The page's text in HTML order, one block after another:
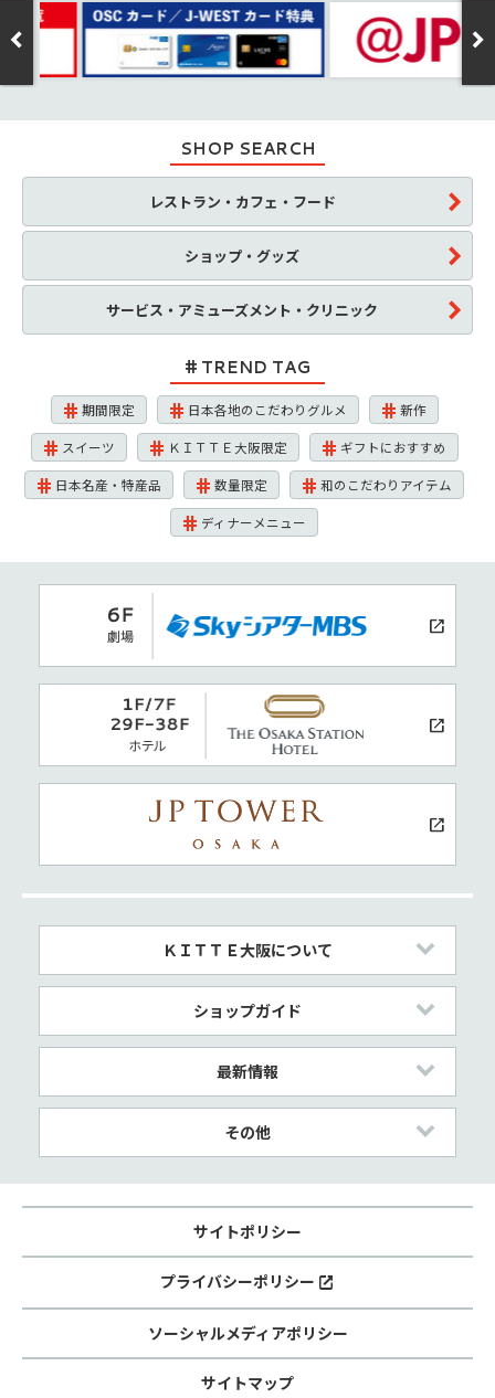
SHOP SEARCH
レストラン・カフェ・フード
ショップ・グッズ
サービス・アミューズメント・クリニック
TREND TAG
期間限定 日本各地のこだわりグルメ 新作
スイーツ ＫＩＴＴＥ大阪限定 ギフトにおすすめ
日本名産・特産品 数量限定 和のこだわりアイテム
ディナーメニュー
ＫＩＴＴＥ大阪について
ショップガイド
最新情報
その他
サイトポリシー
プライバシーポリシー
ソーシャルメディアポリシー
サイトマップ